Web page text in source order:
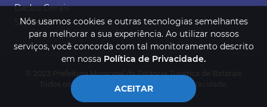
Dados Gerais
Símbolos
© 2023 Prefeitura Municipal da Estância Turística de Batatais
Todos os direitos reservados.Política de Privacidade.
Nós usamos cookies e outras tecnologias semelhantes
para melhorar a sua experiência. Ao utilizar nossos
serviços, você concorda com tal monitoramento descrito
em nossa Política de Privacidade.
ACEITAR